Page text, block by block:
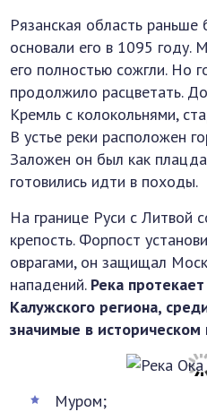
Рязанская область
основали его в 1095 году.
его полностью сожгли. Но
продолжило расцветать.
Кремль с колокольнями,
В устье реки расположен
Заложен он был как
готовились идти в походы.
На границе Руси с Литвой
крепость. Форпост
оврагами, он защищал
нападений. Река
Калужского региона,
значимые в историческом
Муром;